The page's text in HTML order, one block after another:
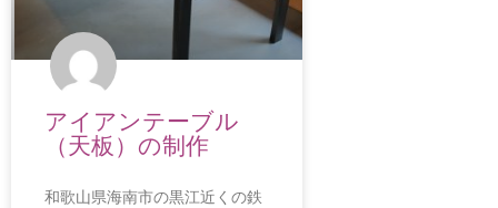
アイアンテーブル
（天板）の制作
和歌山県海南市の黒江近くの鉄